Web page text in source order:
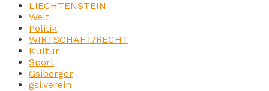
LIECHTENSTEIN
Welt
Politik
WIRTSCHAFT/RECHT
Kultur
Sport
Gsiberger
gsi.verein